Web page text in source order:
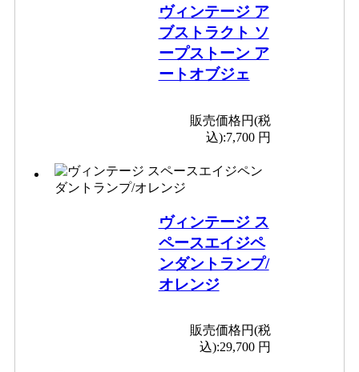
ヴィンテージ ア
ブストラクト ソ
ープストーン ア
ートオブジェ
販売価格円(税
込):7,700 円
ヴィンテージ ス
ペースエイジペ
ンダントランプ/
オレンジ
販売価格円(税
込):29,700 円